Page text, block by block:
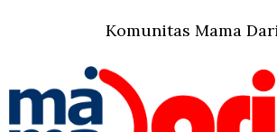
Komunitas Mama